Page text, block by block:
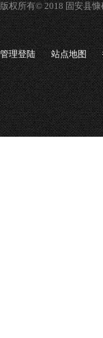
版权所有© 2018 固安县
管理登陆 站点地图